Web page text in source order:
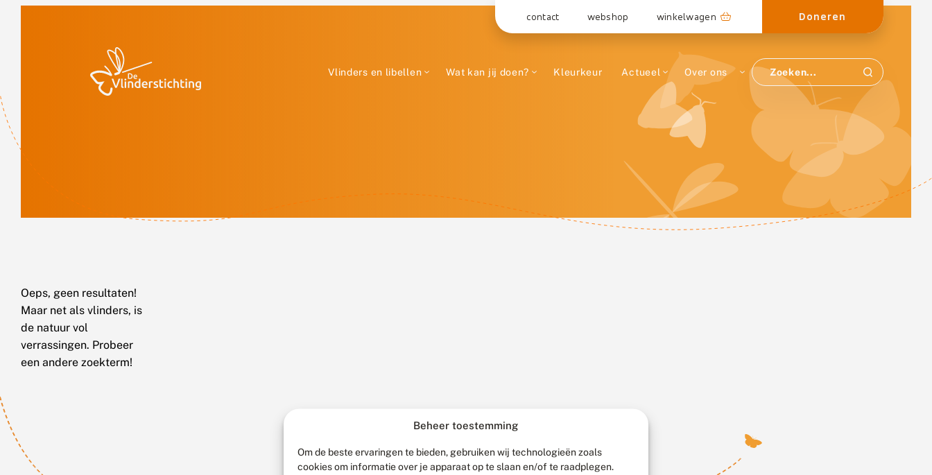
Beheer toestemming
Om de beste ervaringen te bieden, gebruiken wij technologieën zoals
cookies om informatie over je apparaat op te slaan en/of te raadplegen.
contact webshop winkelwagen Doneren
Vlinders en libellen Wat kan jij doen? Kleurkeur Actueel Over ons
Oeps, geen resultaten!
Maar net als vlinders, is
de natuur vol
verrassingen. Probeer
een andere zoekterm!